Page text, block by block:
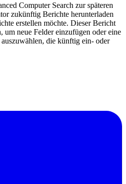
Computer Search zur späteren
zukünftig Berichte herunterladen
erstellen möchte. Dieser Bericht
um neue Felder einzufügen oder eine
die künftig ein- oder